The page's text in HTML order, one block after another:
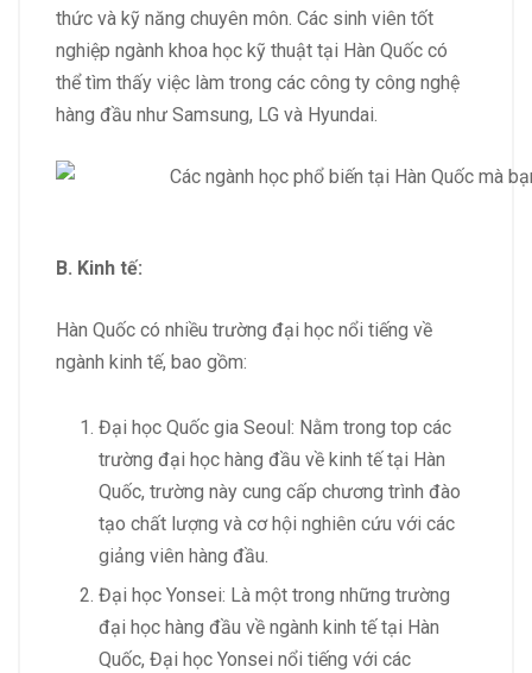
thức và kỹ năng chuyên môn. Các sinh viên tốt
nghiệp ngành khoa học kỹ thuật tại Hàn Quốc có
thể tìm thấy việc làm trong các công ty công nghệ
hàng đầu như Samsung, LG và Hyundai.
B. Kinh tế:
Hàn Quốc có nhiều trường đại học nổi tiếng về
ngành kinh tế, bao gồm:
Đại học Quốc gia Seoul: Nằm trong top các
trường đại học hàng đầu về kinh tế tại Hàn
Quốc, trường này cung cấp chương trình đào
tạo chất lượng và cơ hội nghiên cứu với các
giảng viên hàng đầu.
Đại học Yonsei: Là một trong những trường
đại học hàng đầu về ngành kinh tế tại Hàn
Quốc, Đại học Yonsei nổi tiếng với các